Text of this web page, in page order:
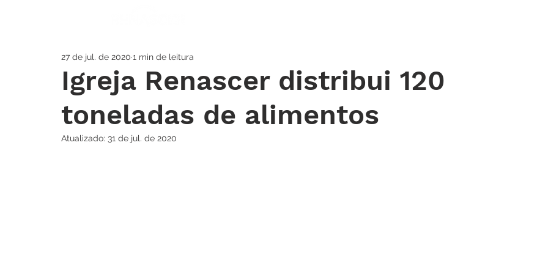
Igreja Renascer distribui 120
toneladas de alimentos
27 de jul. de 2020 1 min de leitura
Atualizado: 31 de jul. de 2020